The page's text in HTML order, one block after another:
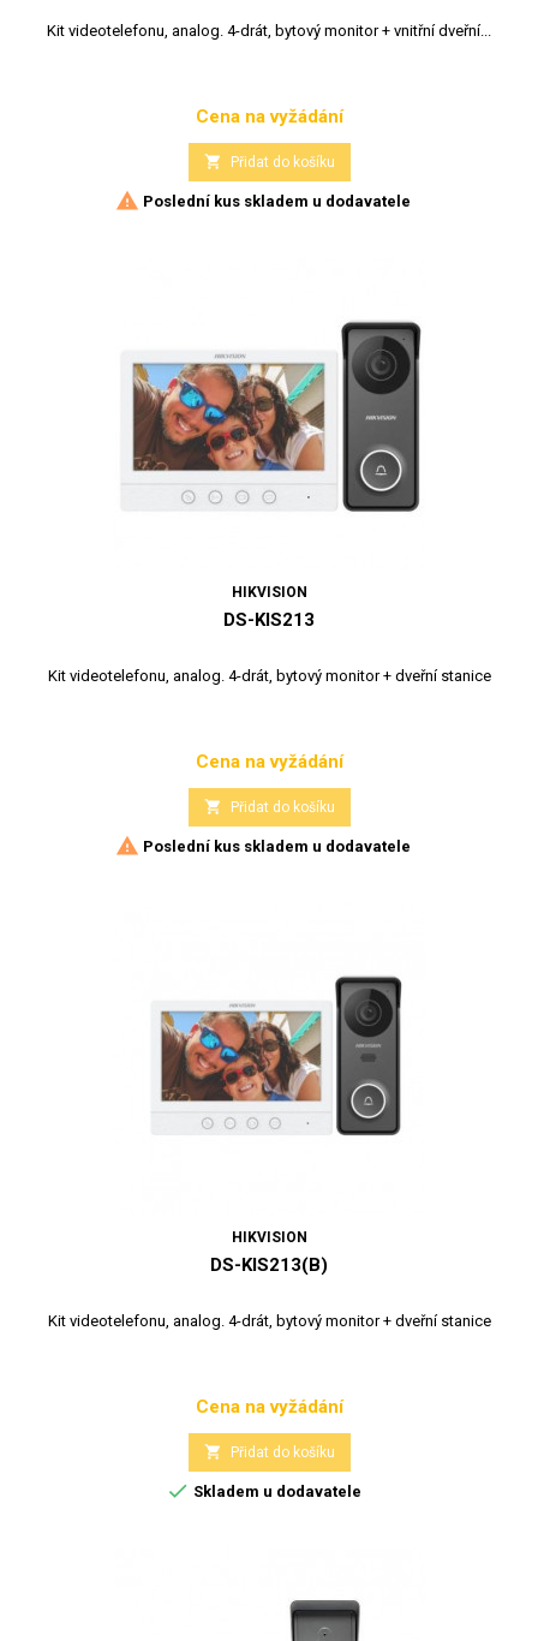
Kit videotelefonu, analog. 4-drát, bytový monitor + vnitřní dveřní...
Cena
Cena na vyžádání
 Přidat do košíku
 Poslední kus skladem u dodavatele
HIKVISION
DS-KIS213
Kit videotelefonu, analog. 4-drát, bytový monitor + dveřní stanice
Cena
Cena na vyžádání
 Přidat do košíku
 Poslední kus skladem u dodavatele
HIKVISION
DS-KIS213(B)
Kit videotelefonu, analog. 4-drát, bytový monitor + dveřní stanice
Cena
Cena na vyžádání
 Přidat do košíku
 Skladem u dodavatele